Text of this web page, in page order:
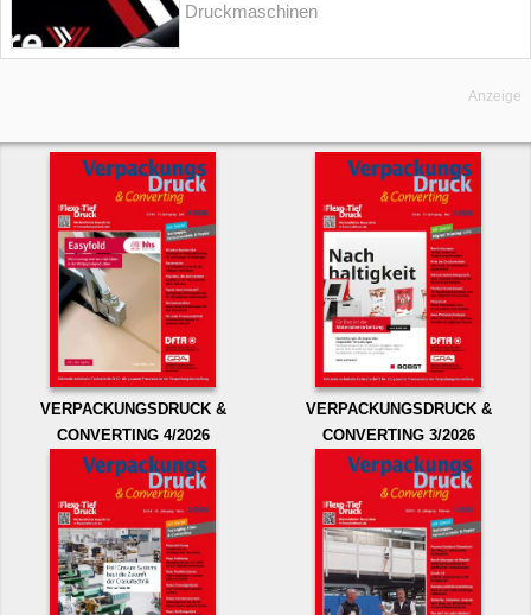
Druckmaschinen
Anzeige
VERPACKUNGSDRUCK &
CONVERTING 4/2026
VERPACKUNGSDRUCK &
CONVERTING 3/2026